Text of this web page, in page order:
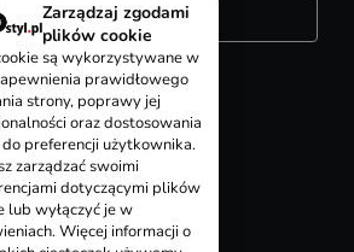
szynoprzewodów
12, 94-058 Łódź
Zarządzaj zgodami
plików cookie
są wykorzystywane w
prawidłowego
strony, poprawy jej
oraz dostosowania
preferencji użytkownika.
zarządzać swoimi
dotyczącymi plików
lub wyłączyć je w
Więcej informacji o